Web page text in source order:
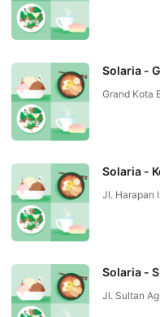
Solaria -
Grand Kota
Solaria -
Jl. Harapan
Solaria -
Jl. Sultan